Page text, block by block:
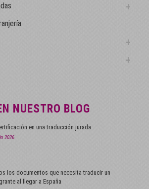
NUESTRO BLOG
en una traducción jurada
2026
los documentos que necesita traducir un
al llegar a España